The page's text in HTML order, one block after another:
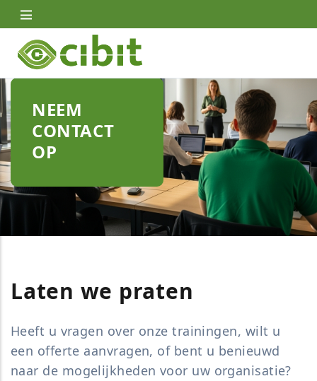
Skip
to
main
content
NEEM
CONTACT
OP
Laten we praten
Heeft u vragen over onze trainingen, wilt u
een offerte aanvragen, of bent u benieuwd
naar de mogelijkheden voor uw organisatie?